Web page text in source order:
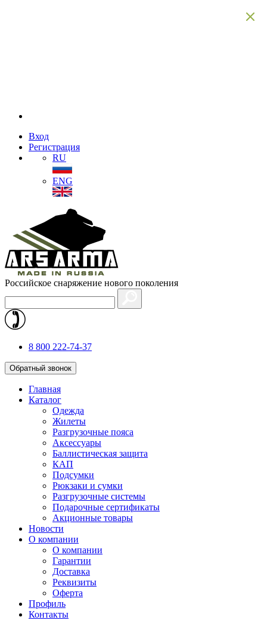
Вход
Регистрация
RU
ENG
Российское снаряжение нового поколения
8 800 222-74-37
Обратный звонок
Главная
Каталог
Одежда
Жилеты
Разгрузочные пояса
Аксессуары
Баллистическая защита
КАП
Подсумки
Рюкзаки и сумки
Разгрузочные системы
Подарочные сертификаты
Акционные товары
Новости
О компании
О компании
Гарантии
Доставка
Реквизиты
Оферта
Профиль
Контакты